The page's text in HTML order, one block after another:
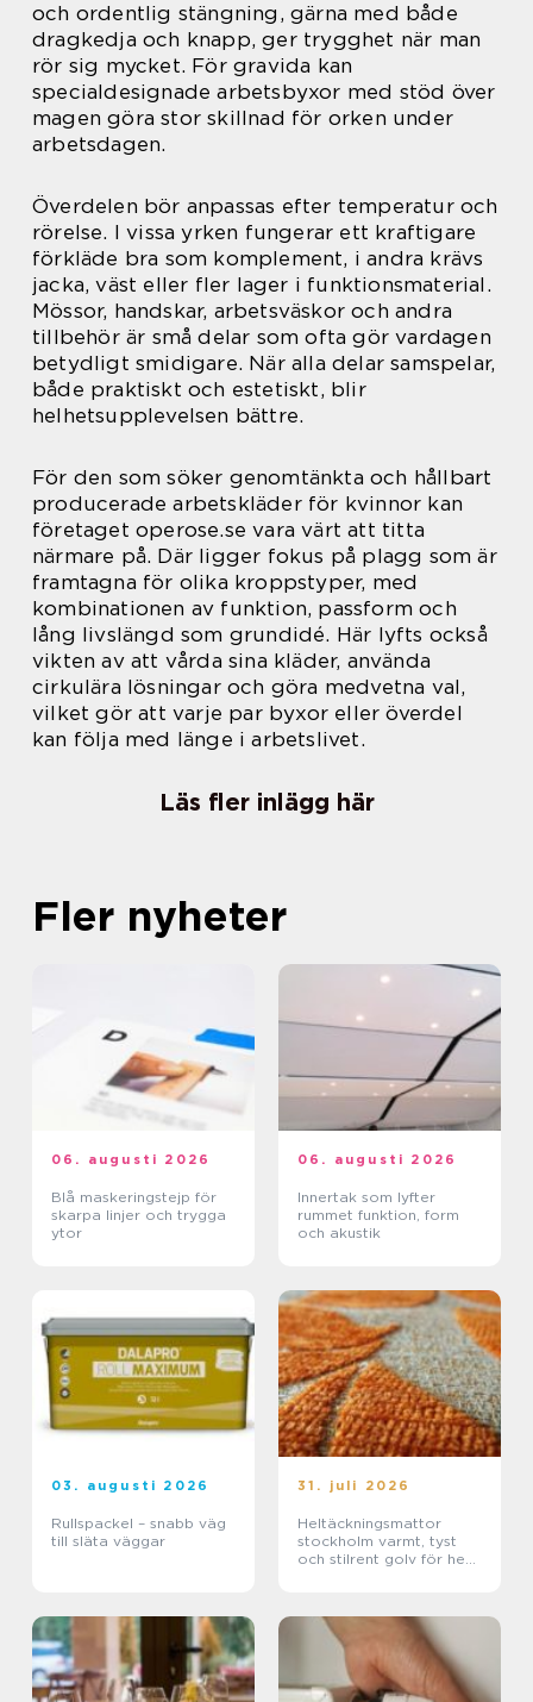
och ordentlig stängning, gärna med både
dragkedja och knapp, ger trygghet när man
rör sig mycket. För gravida kan
specialdesignade arbetsbyxor med stöd över
magen göra stor skillnad för orken under
arbetsdagen.
Överdelen bör anpassas efter temperatur och
rörelse. I vissa yrken fungerar ett kraftigare
förkläde bra som komplement, i andra krävs
jacka, väst eller fler lager i funktionsmaterial.
Mössor, handskar, arbetsväskor och andra
tillbehör är små delar som ofta gör vardagen
betydligt smidigare. När alla delar samspelar,
både praktiskt och estetiskt, blir
helhetsupplevelsen bättre.
För den som söker genomtänkta och hållbart
producerade arbetskläder för kvinnor kan
företaget operose.se vara värt att titta
närmare på. Där ligger fokus på plagg som är
framtagna för olika kroppstyper, med
kombinationen av funktion, passform och
lång livslängd som grundidé. Här lyfts också
vikten av att vårda sina kläder, använda
cirkulära lösningar och göra medvetna val,
vilket gör att varje par byxor eller överdel
kan följa med länge i arbetslivet.
Läs fler inlägg här
Fler nyheter
06. augusti 2026
Blå maskeringstejp för
skarpa linjer och trygga
ytor
06. augusti 2026
Innertak som lyfter
rummet funktion, form
och akustik
03. augusti 2026
Rullspackel – snabb väg
till släta väggar
31. juli 2026
Heltäckningsmattor
stockholm varmt, tyst
och stilrent golv för hem